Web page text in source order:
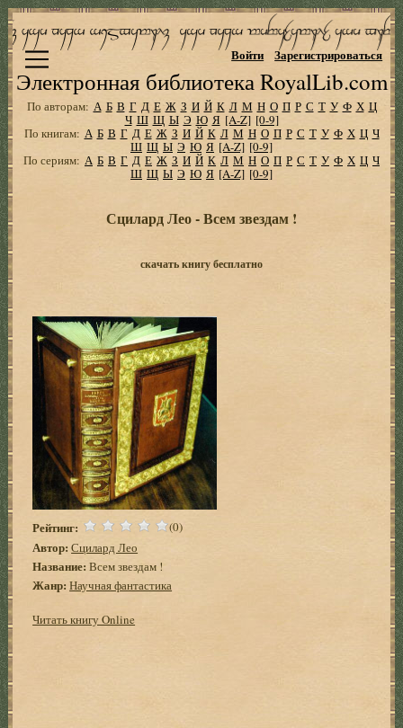
Электронная библиотека RoyalLib.com
Войти Зарегистрироваться
По авторам: А Б В Г Д Е Ж З И Й К Л М Н О П Р С Т У Ф Х Ц
Ч Ш Щ Ы Э Ю Я [A-Z] [0-9]
По книгам: А Б В Г Д Е Ж З И Й К Л М Н О П Р С Т У Ф Х Ц Ч
Ш Щ Ы Э Ю Я [A-Z] [0-9]
По сериям: А Б В Г Д Е Ж З И Й К Л М Н О П Р С Т У Ф Х Ц Ч
Ш Щ Ы Э Ю Я [A-Z] [0-9]
Сцилард Лео - Всем звездам !
скачать книгу бесплатно
Рейтинг: (0)
Автор: Сцилард Лео
Название: Всем звездам !
Жанр: Научная фантастика
Читать книгу Online